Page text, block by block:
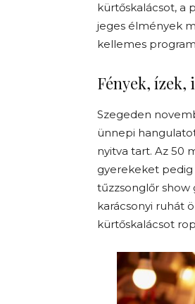
kürtőskalácsot, a
jeges élmények
kellemes
Fények,
Szegeden
ünnepi
nyitva tart. Az 50
gyerekeket pedig
tűzzsonglőr show
karácsonyi ruhát
kürtőskalácsot